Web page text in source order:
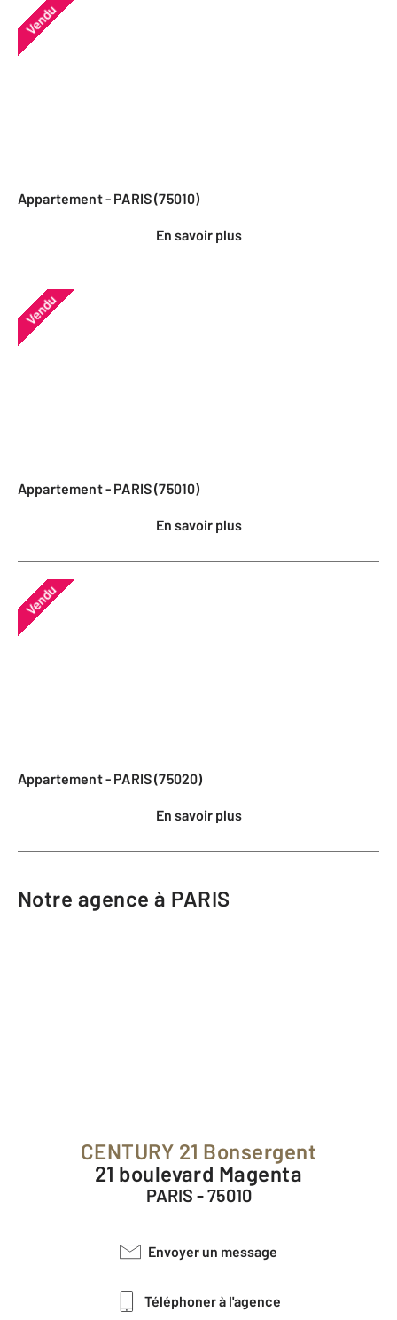
Vendu
Appartement - PARIS (75010)
En savoir plus
Vendu
Appartement - PARIS (75010)
En savoir plus
Vendu
Appartement - PARIS (75020)
En savoir plus
Notre agence à PARIS
CENTURY 21 Bonsergent
21 boulevard Magenta
PARIS - 75010
Envoyer un message
Téléphoner à l'agence